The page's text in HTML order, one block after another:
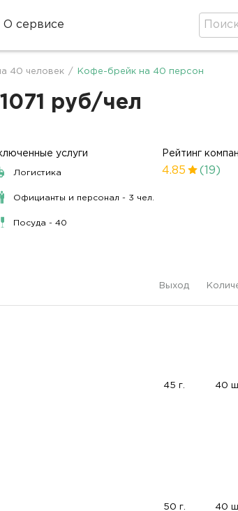
О сервисе
40 человек / Кофе-брейк на 40 персон
руб/чел
услуги
Логистика
Официанты и персонал - 3 чел.
Посуда - 40
Рейтинг
4.85 (19)
Выход
45 г. 40
50 г. 40